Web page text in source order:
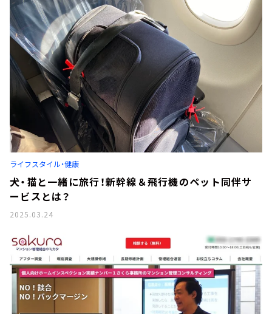
ライフスタイル・健康
犬・猫と一緒に旅行！新幹線＆飛行機のペット同伴サ
ービスとは？
2025.03.24